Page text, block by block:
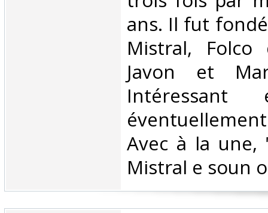
ans. Il fut
Mistral, Folco
Javon et
Intéressant
Avec à la une,
Mistral e soun